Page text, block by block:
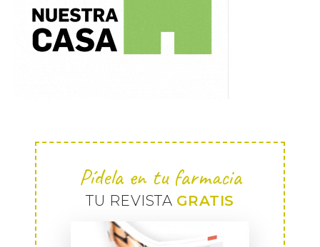
Pídela en tu farmacia
TU REVISTA GRATIS